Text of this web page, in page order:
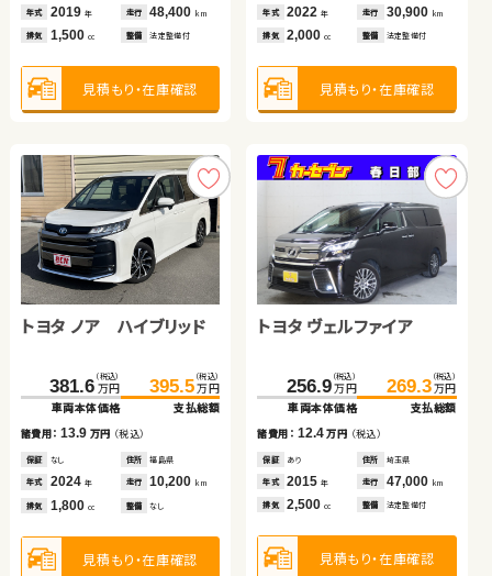
年式 2019 年 走行 48,400 km
排気 1,500 cc 整備 法定整備付
見積もり・在庫確認
年式 2022年 走行 30,900 km
排気 2,000cc 整備 法定整備付
見積もり・在庫確認
トヨタ ノア ハイブリッド
381.6 （税込）
万円
車両本体価格
395.5 （税込）
万円
支払総額
諸費用：13.9 万円 （税込）
保証 なし 住所 福島県
年式 2024 年 走行 10,200 km
排気 1,800 cc 整備 なし
見積もり・在庫確認
トヨタ ヴェルファイア
256.9 （税込）
万円
車両本体価格
269.3 （税込）
万円
支払総額
諸費用： 12.4万円 （税込）
保証 あり 住所 埼玉県
年式 2015年 走行 47,000 km
排気 2,500cc 整備 法定整備付
見積もり・在庫確認
スズキ ワゴンＲ
24.8（税込）
万円
車両本体価格
35.0 （税込）
支払総額
諸費用：10.2万円 （税込）
2012 年 98,200 km
660cc 法定整備付
見積もり・在庫確認
トヨタ ノア
157.3（税込）
万円
車両本体価格
166.0（税込）
支払総額
諸費用：8.7万円（税込）
2015 年 79,100km
2,000cc 法定整備付
見積もり・在庫確認
トヨタ ルーミー
136.0（税込）
万円
車両本体価格
153.8 （税込）
支払総額
諸費用：17.8万円 （税込）
2021 年 20,800 km
1,000cc 法定整備付
見積もり・在庫確認
ホンダ フィット
158.4（税込）
万円
車両本体価格
169.8（税込）
支払総額
諸費用：11.4 万円（税込）
2024 年 9,900km
1,500cc 法定整備付
見積もり・在庫確認